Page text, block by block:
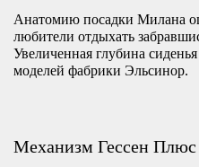
Анатомию посадки Милана
любители отдыхать
Увеличенная глубина
моделей фабрики Эльсинор.
Механизм Гессен Плюс